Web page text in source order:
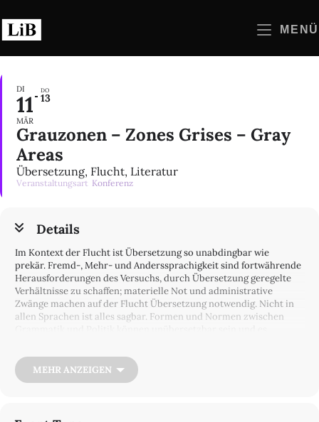
Inhalt
springen
MENÜ
DI
11
MÄR
DO
13
Grauzonen – Zones Grises – Gray
Areas
Übersetzung, Flucht, Literatur
Veranstaltungsart Konferenz
Details
Im Kontext der Flucht ist Übersetzung so unabdingbar wie
prekär. Fremd-, Mehr- und Anderssprachigkeit sind fortwährende
Herausforderungen des Versuchs, durch Übersetzung geregelte
Verhältnisse zu schaffen; materielle Not und administrative
Zwänge machen auf der Flucht Übersetzung notwendig. Nicht in
allen Sprachen ist alles sagbar. Formen und Normen zwischen
Geschichten, Erfahrungen und Bedürfnisse in die Begriffe einer
‚Zielsprache‘ zu fassen.Flüchtende befinden sich somit schnell in
Grauzonen nicht nur der Sprache, sondern auch der
Tagung untersucht diese Grauzonen. Die Veranstaltung findet
MEHR ANZEIGEN